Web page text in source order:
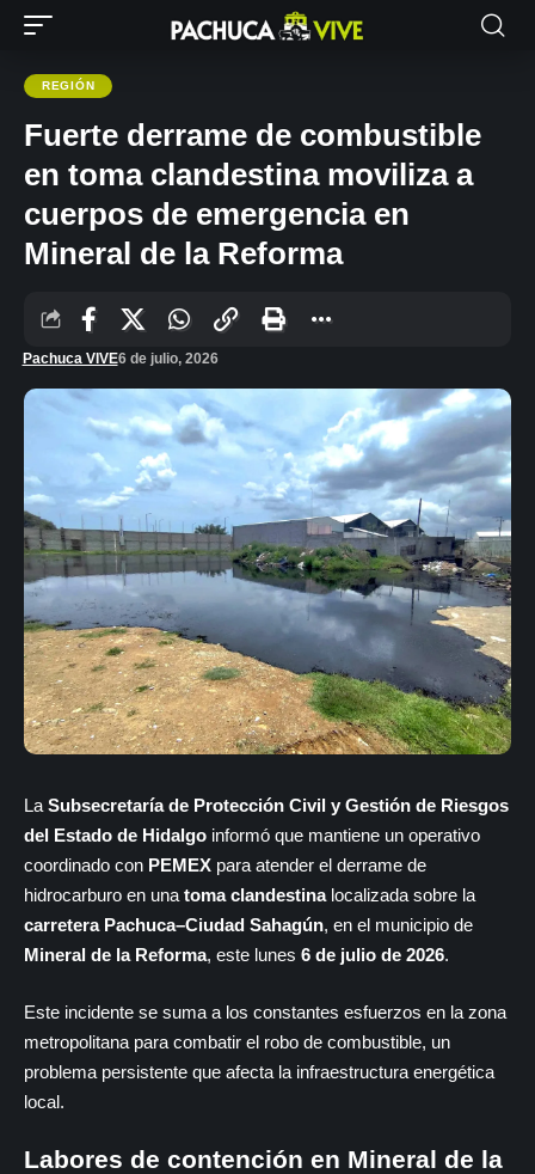
REGIÓN
Fuerte derrame de combustible
en toma clandestina moviliza a
cuerpos de emergencia en
Mineral de la Reforma
Pachuca VIVE6 de julio, 2026
La Subsecretaría de Protección Civil y Gestión de Riesgos
del Estado de Hidalgo informó que mantiene un operativo
coordinado con PEMEX para atender el derrame de
hidrocarburo en una toma clandestinalocalizada sobre la
carretera Pachuca–Ciudad Sahagún, en el municipio de
Mineral de la Reforma, este lunes 6 de julio de 2026.
Este incidente se suma a los constantes esfuerzos en la zona
metropolitana para combatir el robo de combustible, un
problema persistente que afecta la infraestructura energética
local.
Labores de contención en Mineral de la